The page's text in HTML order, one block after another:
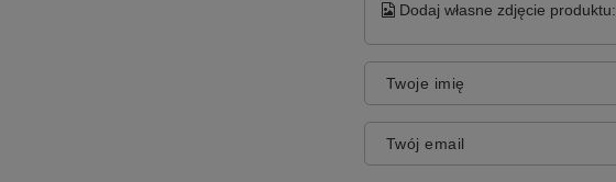
Dodaj własne zdjęcie produktu:
Twoje imię
Twój email